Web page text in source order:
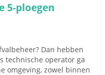
5-ploegen
Dan hebben
technische operator ga
omgeving, zowel binnen